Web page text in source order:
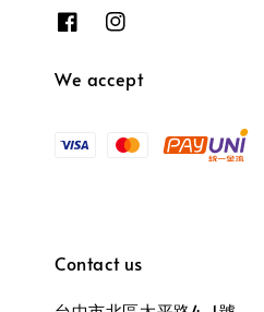
We accept
Contact us